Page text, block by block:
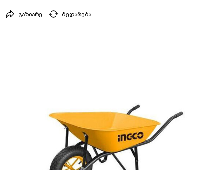
შედარება
გაზიარე